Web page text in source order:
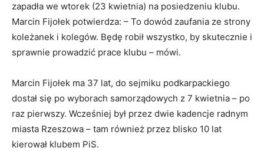
zapadła we wtorek (23 kwietnia) na posiedzeniu klubu.
Marcin Fijołek potwierdza: – To dowód zaufania ze strony
koleżanek i kolegów. Będę robił wszystko, by skutecznie i
sprawnie prowadzić prace klubu – mówi.
Marcin Fijołek ma 37 lat, do sejmiku podkarpackiego
dostał się po wyborach samorządowych z 7 kwietnia – po
raz pierwszy. Wcześniej był przez dwie kadencje radnym
miasta Rzeszowa – tam również przez blisko 10 lat
kierował klubem PiS.